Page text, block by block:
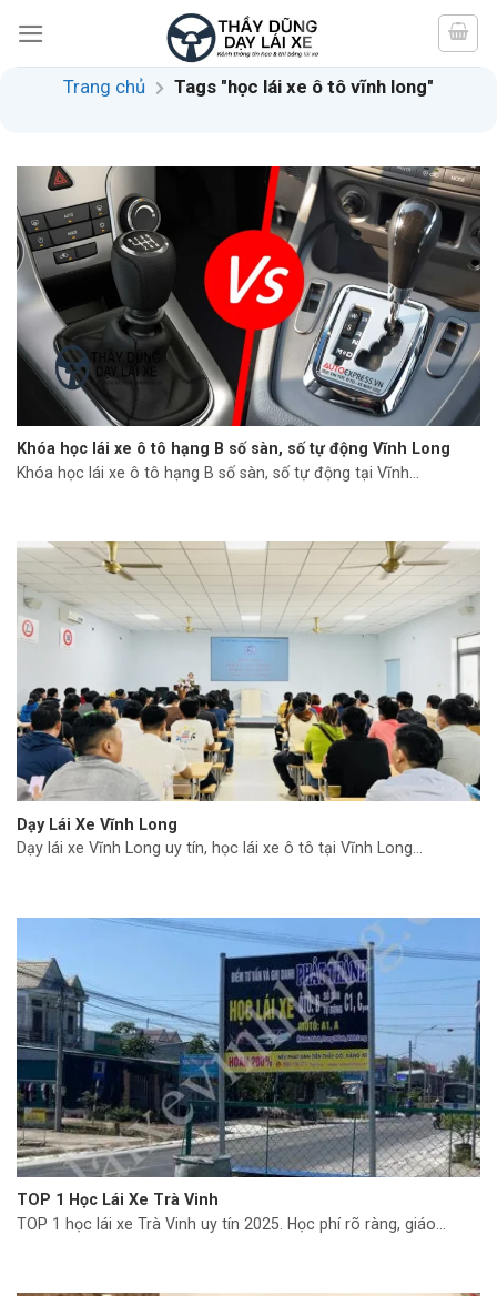
content
Trang chủ Tags "học lái xe ô tô vĩnh long"
Khóa học lái xe ô tô hạng B số sàn, số tự động Vĩnh Long
Khóa học lái xe ô tô hạng B số sàn, số tự động tại Vĩnh...
Dạy Lái Xe Vĩnh Long
Dạy lái xe Vĩnh Long uy tín, học lái xe ô tô tại Vĩnh Long...
TOP 1 Học Lái Xe Trà Vinh
TOP 1 học lái xe Trà Vinh uy tín 2025. Học phí rõ ràng, giáo...